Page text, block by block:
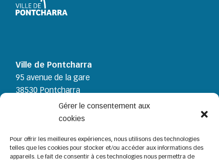
Gérer le consentement aux
cookies
Pour offrir les meilleures expériences, nous utilisons des technologies
telles que les cookies pour stocker et/ou accéder aux informations des
appareils. Le fait de consentir à ces technologies nous permettra de
Ville de Pontcharra
95 avenue de la gare
38530 Pontcharra
Tél : 04 76 97 11 65
Horaires